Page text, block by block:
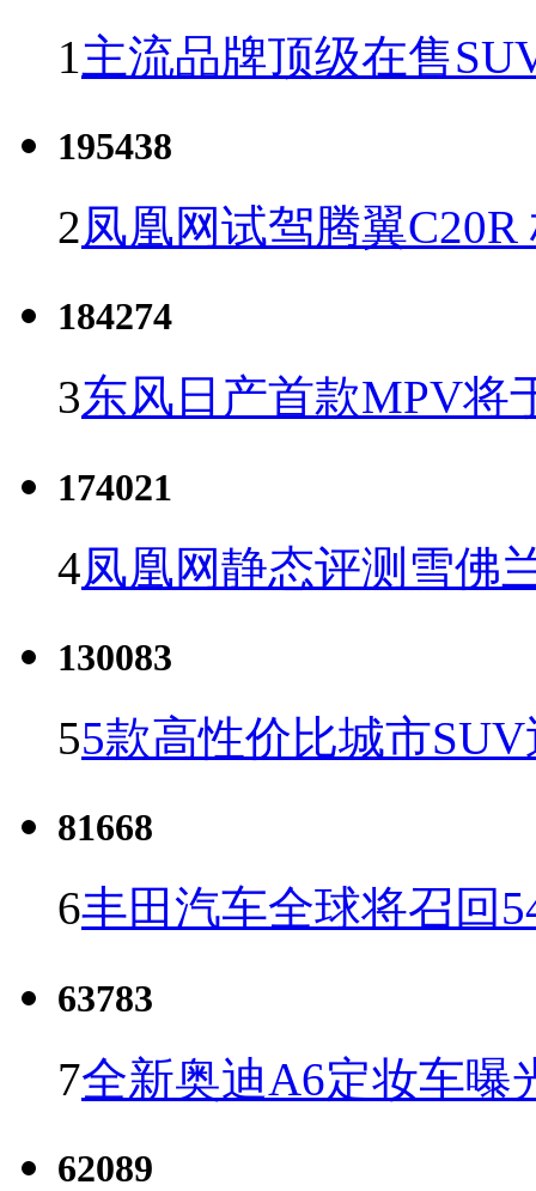
1主流品牌顶级在售
195438
2凤凰网试驾腾翼
184274
3东风日产首款MPV将
174021
4凤凰网静态评测雪佛
130083
55款高性价比城市
81668
6丰田汽车全球将召回
63783
7全新奥迪A6定妆车曝
62089